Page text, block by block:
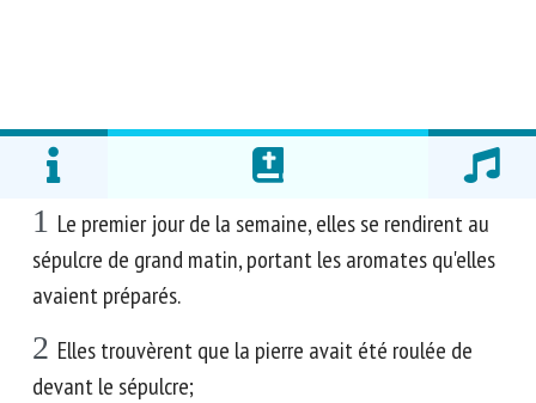
1 Le premier jour de la semaine, elles se rendirent au
sépulcre de grand matin, portant les aromates qu'elles
avaient préparés.
2 Elles trouvèrent que la pierre avait été roulée de
devant le sépulcre;